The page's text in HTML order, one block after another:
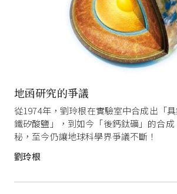
地函研究的爭議
從1974年，劉玲根在實驗室中合成出「
鐵矽酸鹽」，到如今「後鈣鈦礦」的合
秘，至今仍讓地球科學界爭議不斷！
劉玲根